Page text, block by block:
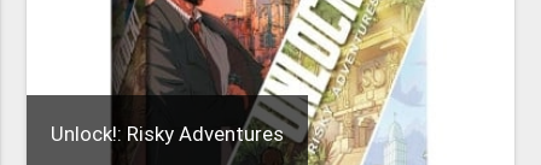
Unlock!: Risky Adventures